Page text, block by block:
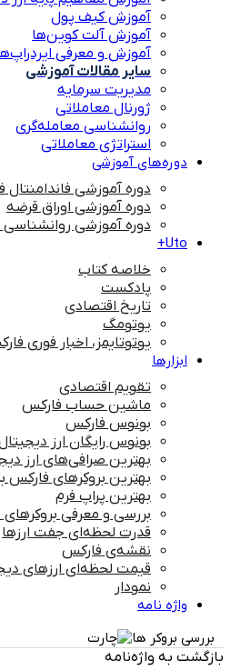
آموزش کیف پول
آموزش آلت کوین‌ها
آموزش و معرفی
سایر مقالات آموزشی
مدیریت سرمایه
ژورنال معاملاتی
روانشناسی معامله‌گری
استراتژی معاملاتی
دوره‌های آموزشی
دوره آموزشی فاندامنتال
دوره آموزشی اوراق قرضه
دوره آموزشی روانشناسی
Uto+
خلاصه کتاب
پادکست
تاریخ اقتصادی
یوتومگ
یوتوتایمز، اخبار فوری
ابزارها
تقویم اقتصادی
ماشین حساب فارکس
بونوس فارکس
بونوس رایگان ارز
بهترین صرافی‌های ارز
بهترین بروکرهای فارکس
بهترین پراپ‌ فرم
بررسی و معرفی
قدرت لحظه‌ای جفت ارزها
نقشه‌ی فارکس
قیمت لحظه‌ای ارزهای
نمودار
واژه نامه
بررسی بروکر ها
بازگشت به واژه‌نامه